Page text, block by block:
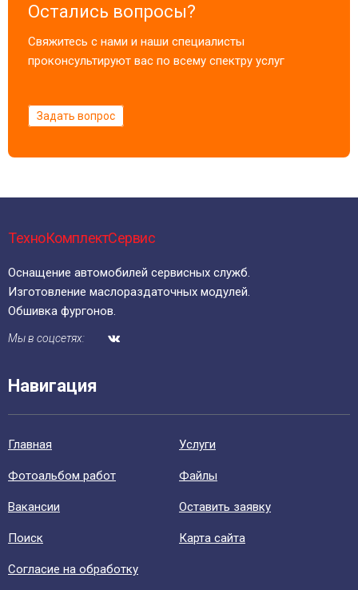
Остались вопросы?
Свяжитесь с нами и наши специалисты
проконсультируют вас по всему спектру услуг
Задать вопрос
ТехноКомплектСервис
Оснащение автомобилей сервисных служб.
Изготовление маслораздаточных модулей.
Обшивка фургонов.
Мы в соцсетях:
Навигация
Главная Уcлуги
Фотоальбом работ Файлы
Вакансии Оставить заявку
Поиск Карта сайта
Согласие на обработку